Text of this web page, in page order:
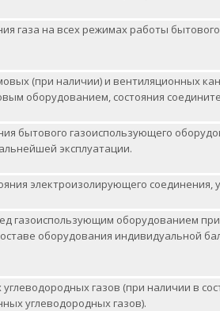
газа на всех режимах работы
(при наличии) и вентиляционных
оборудованием, состояния
бытового газоиспользующего
эксплуатации.
электроизолирующего соединения,
газоиспользующим оборудованием
оборудования индивидуальной
газов (при наличии в
углеводородных газов).